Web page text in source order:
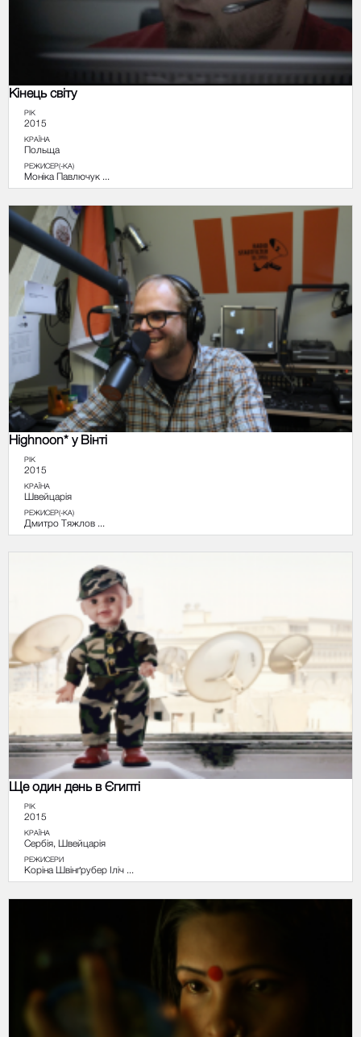
Кінець світу
РІК
2015
КРАЇНА
Польща
РЕЖИСЕР(-КА)
Моніка Павлючук ...
Highnoon* у Вінті
РІК
2015
КРАЇНА
Швейцарія
РЕЖИСЕР(-КА)
Дмитро Тяжлов ...
Ще один день в Єгипті
РІК
2015
КРАЇНА
Сербія, Швейцарія
РЕЖИСЕРИ
Коріна Швінґрубер Іліч ...